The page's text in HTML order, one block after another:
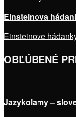
Einsteinova
Einsteinove
OBĽÚBENÉ
Jazykolamy –